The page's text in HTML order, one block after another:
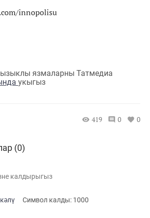
innopolisu
язмаларны Татмедиа
укыгыз
419 0 0
(0)
Cимвол калды: 1000